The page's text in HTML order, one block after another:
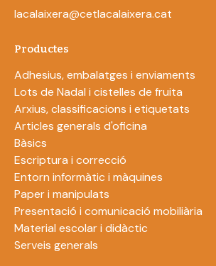
lacalaixera@cetlacalaixera.cat
Productes
Adhesius, embalatges i enviaments
Lots de Nadal i cistelles de fruita
Arxius, classificacions i etiquetats
Articles generals d'oficina
Bàsics
Escriptura i correcció
Entorn informàtic i màquines
Paper i manipulats
Presentació i comunicació mobiliària
Material escolar i didàctic
Serveis generals